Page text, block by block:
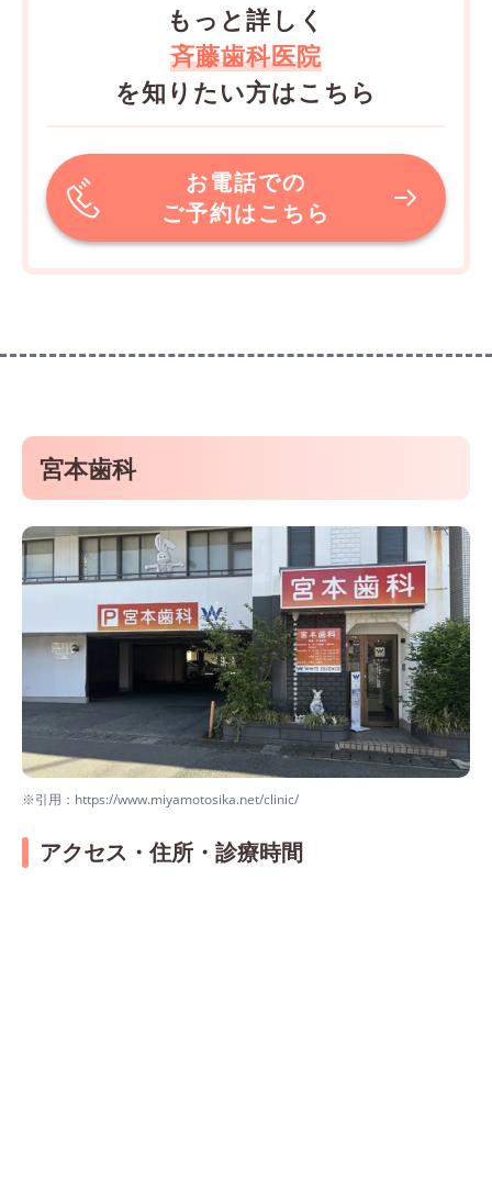
もっと詳しく
斉藤歯科医院
を知りたい方はこちら
お電話での
ご予約はこちら
宮本歯科
※引用：https://www.miyamotosika.net/clinic/
アクセス・住所・診療時間